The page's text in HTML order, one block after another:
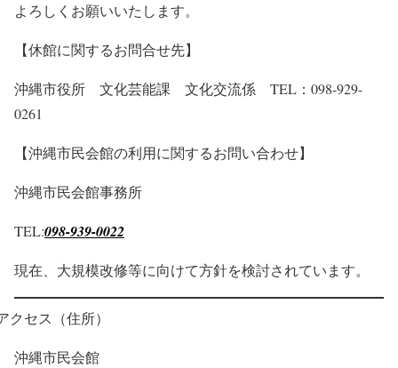
よろしくお願いいたします。
【休館に関するお問合せ先】
沖縄市役所 文化芸能課 文化交流係 TEL：098-929-
0261
【沖縄市民会館の利用に関するお問い合わせ】
沖縄市民会館事務所
TEL:098-939-0022
現在、大規模改修等に向けて方針を検討されています。
クセス（住所）
沖縄市民会館